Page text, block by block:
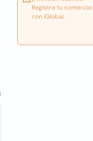
Registra tu
con iGlobal.